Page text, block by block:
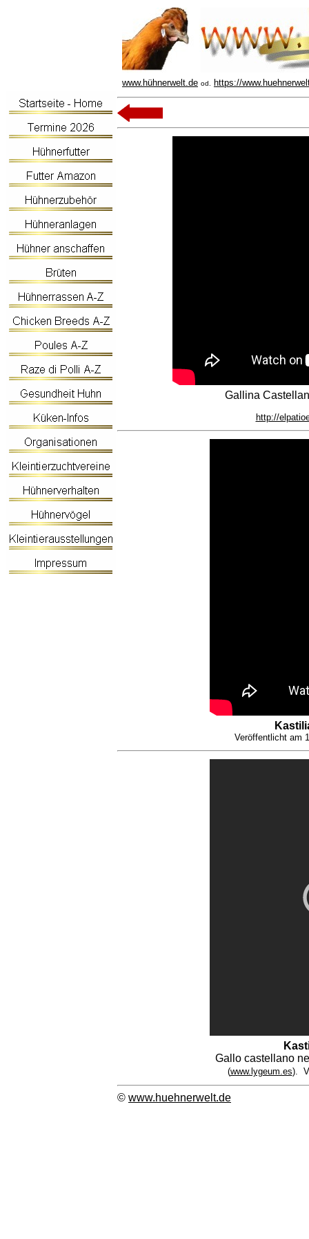
www.hühnerwelt.de od. https://
Gallina
http://
Veröffentlicht am
Gallo castellano
(www.lygeum.es).
© www.huehnerwelt.de